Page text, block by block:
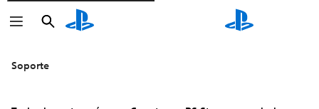
Buscar
Buscar
Soporte